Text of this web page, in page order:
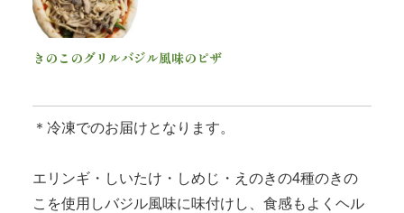
会
席
オ
きのこのグリルバジル風味のピザ
＊冷凍でのお届けとなります。
エリンギ・しいたけ・しめじ・えのきの4種のきの
こを使用しバジル風味に味付けし、食感もよくヘル